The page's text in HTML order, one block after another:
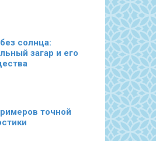
солнца:
загар и его
точной